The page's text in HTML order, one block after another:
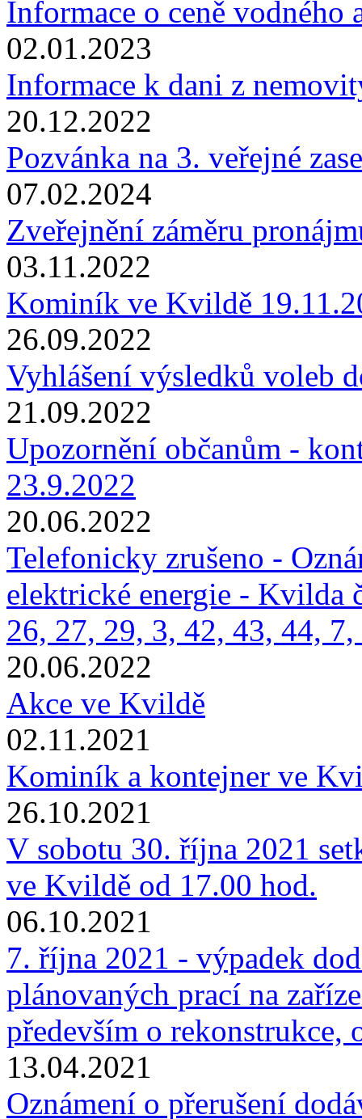
Informace o ceně vodného
02.01.2023
Informace k dani z
20.12.2022
Pozvánka na 3. veřejné
07.02.2024
Zveřejnění záměru
03.11.2022
Kominík ve Kvildě
26.09.2022
Vyhlášení výsledků voleb
21.09.2022
Upozornění občanům -
23.9.2022
20.06.2022
Telefonicky zrušeno -
elektrické energie - Kvilda
26, 27, 29, 3, 42, 43, 44, 7,
20.06.2022
Akce ve Kvildě
02.11.2021
Kominík a kontejner ve
26.10.2021
V sobotu 30. října 2021
ve Kvildě od 17.00 hod.
06.10.2021
7. října 2021 - výpadek
plánovaných prací na
především o rekonstrukce,
13.04.2021
Oznámení o přerušení